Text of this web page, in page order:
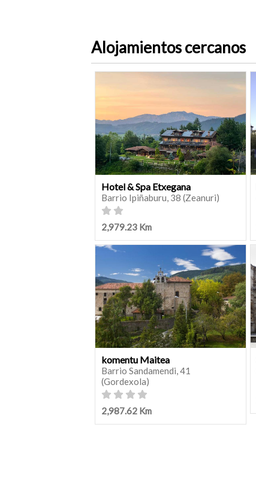
Alojamientos cercanos
Hotel & Spa Etxegana
Barrio Ipiñaburu, 38 (Zeanuri)
2,979.23 Km
komentu Maitea
Barrio Sandamendi, 41
(Gordexola)
2,987.62 Km